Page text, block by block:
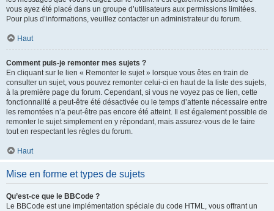
vous ayez été placé dans un groupe d’utilisateurs aux permissions limitées.
Pour plus d’informations, veuillez contacter un administrateur du forum.
Haut
Comment puis-je remonter mes sujets ?
En cliquant sur le lien « Remonter le sujet » lorsque vous êtes en train de
consulter un sujet, vous pouvez remonter celui-ci en haut de la liste des sujets,
à la première page du forum. Cependant, si vous ne voyez pas ce lien, cette
fonctionnalité a peut-être été désactivée ou le temps d’attente nécessaire entre
les remontées n’a peut-être pas encore été atteint. Il est également possible de
remonter le sujet simplement en y répondant, mais assurez-vous de le faire
tout en respectant les règles du forum.
Haut
Mise en forme et types de sujets
Qu’est-ce que le BBCode ?
Le BBCode est une implémentation spéciale du code HTML, vous offrant un